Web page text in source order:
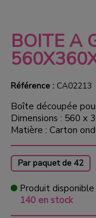
BOITE A
Référence :CA02213
Boîte découpée
Dimensions : 560 x
Matière : Carton
Par paquet de 42
Produit disponible
140 en stock